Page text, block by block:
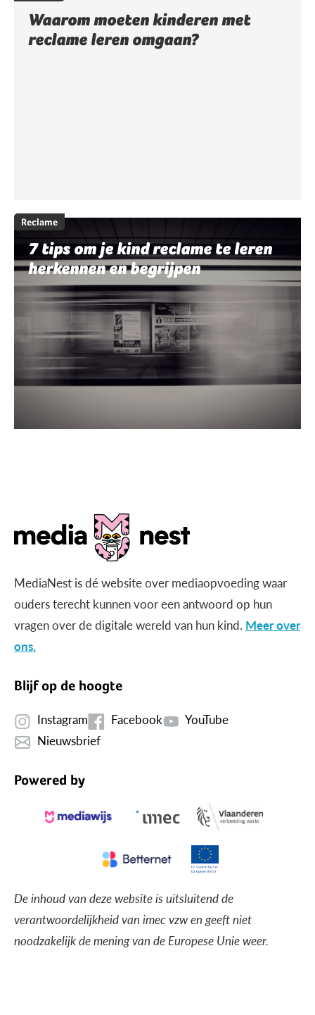
Waarom moeten kinderen met
reclame leren omgaan?
Reclame
7 tips om je kind reclame te leren
herkennen en begrijpen
MediaNest is dé website over mediaopvoeding waar
ouders terecht kunnen voor een antwoord op hun
vragen over de digitale wereld van hun kind. Meer over
ons.
Blijf op de hoogte
Instagram Facebook
YouTube
Nieuwsbrief
Powered by
De inhoud van deze website is uitsluitend de
verantwoordelijkheid van imec vzw en geeft niet
noodzakelijk de mening van de Europese Unie weer.